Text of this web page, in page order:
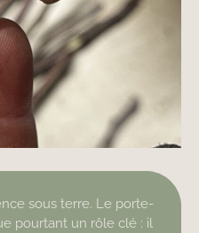
sous terre. Le porte-
pourtant un rôle clé : il